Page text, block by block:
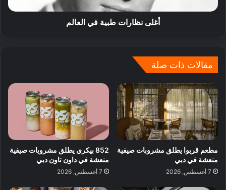
أغلى نظارات طبية في العالم
مقالات ذات صلة
مطعم قربوا يطلق مشروبات صيفية
منعشة في دبي
7 أغسطس, 2026
852 بيكري يطلق مشروبات صيفية
منعشة في داون تاون دبي
7 أغسطس, 2026